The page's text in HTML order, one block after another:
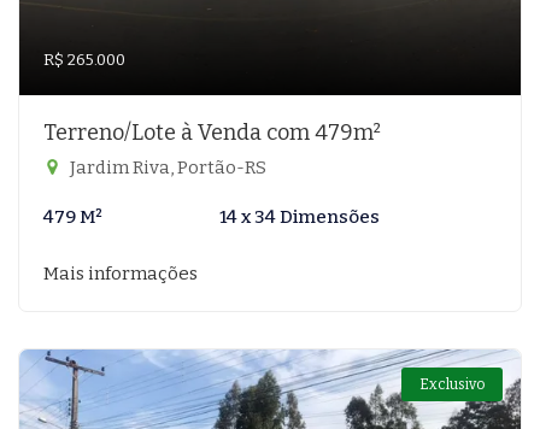
R$ 265.000
Terreno/Lote à Venda com 479m²
Jardim Riva, Portão-RS
479 M² 14 x 34 Dimensões
Mais informações
Exclusivo